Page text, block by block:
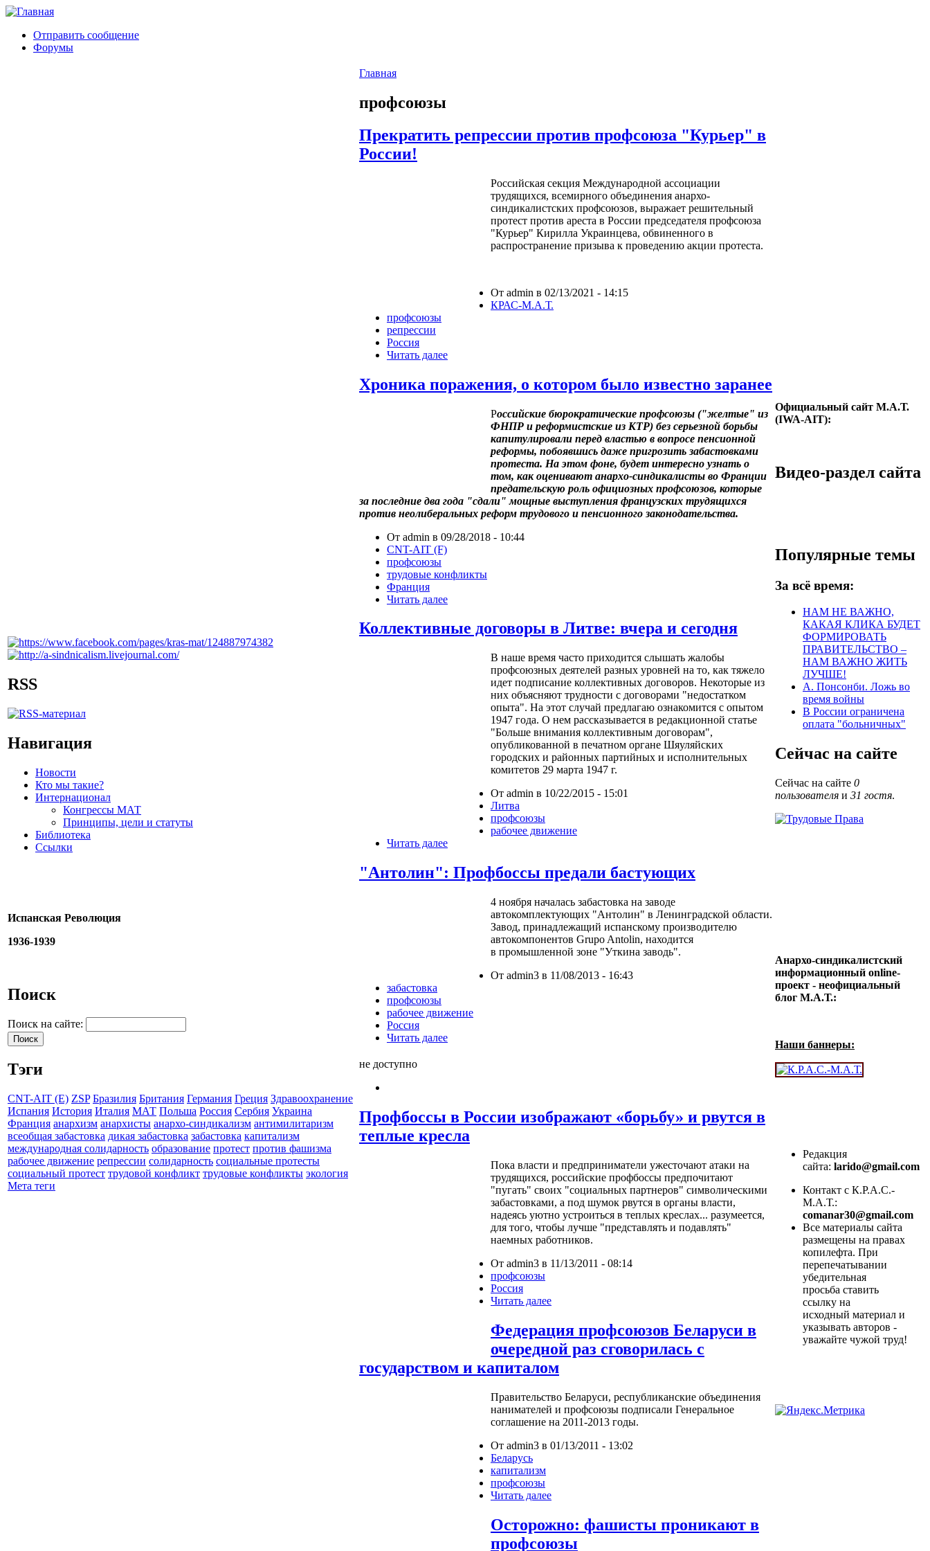
Отправить сообщение
Форумы
RSS
Навигация
Новости
Кто мы такие?
Интернационал
Конгрессы МАТ
Принципы, цели и статуты
Библиотека
Ссылки
Испанская Революция
1936-1939
Поиск
Поиск на сайте:
Тэги
CNT-AIT (E) ZSP Бразилия Британия Германия Греция Здравоохранение
Испания История Италия МАТ Польша Россия Сербия Украина
Франция анархизм анархисты анархо-синдикализм антимилитаризм
всеобщая забастовка дикая забастовка забастовка капитализм
международная солидарность образование протест против фашизма
рабочее движение репрессии солидарность социальные протесты
социальный протест трудовой конфликт трудовые конфликты экология
Мета теги
Главная
профсоюзы
Прекратить репрессии против профсоюза "Курьер" в
России!
Российская секция Международной ассоциации
трудящихся, всемирного объединения анархо-
синдикалистских профсоюзов, выражает решительный
протест против ареста в России председателя профсоюза
"Курьер" Кирилла Украинцева, обвиненного в
распространение призыва к проведению акции протеста.
От admin в 02/13/2021 - 14:15
КРАС-М.А.Т.
профсоюзы
репрессии
Россия
Читать далее
Хроника поражения, о котором было известно заранее
Российские бюрократические профсоюзы ("желтые" из
ФНПР и реформистские из КТР) без серьезной борьбы
капитулировали перед властью в вопросе пенсионной
реформы, побоявшись даже пригрозить забастовками
протеста. На этом фоне, будет интересно узнать о
том, как оценивают анархо-синдикалисты во Франции
предательскую роль официозных профсоюзов, которые
за последние два года "сдали" мощные выступления французских трудящихся
против неолиберальных реформ трудового и пенсионного законодательства.
От admin в 09/28/2018 - 10:44
CNT-AIT (F)
профсоюзы
трудовые конфликты
Франция
Читать далее
Коллективные договоры в Литве: вчера и сегодня
В наше время часто приходится слышать жалобы
профсоюзных деятелей разных уровней на то, как тяжело
идет подписание коллективных договоров. Некоторые из
них объясняют трудности с договорами "недостатком
опыта". На этот случай предлагаю ознакомится с опытом
1947 года. О нем рассказывается в редакционной статье
"Больше внимания коллективным договорам",
опубликованной в печатном органе Шяуляйских
городских и районных партийных и исполнительных
комитетов 29 марта 1947 г.
От admin в 10/22/2015 - 15:01
Литва
профсоюзы
рабочее движение
Читать далее
"Антолин": Профбоссы предали бастующих
4 ноября началась забастовка на заводе
автокомплектующих "Антолин" в Ленинградской области.
Завод, принадлежащий испанскому производителю
автокомпонентов Grupo Antolin, находится
в промышленной зоне "Уткина заводь".
От admin3 в 11/08/2013 - 16:43
забастовка
профсоюзы
рабочее движение
Россия
Читать далее
не доступно
Профбоссы в России изображают «борьбу» и рвутся в
теплые кресла
Пока власти и предприниматели ужесточают атаки на
трудящихся, российские профбоссы предпочитают
"пугать" своих "социальных партнеров" символическими
забастовками, а под шумок рвутся в органы власти,
надеясь уютно устроиться в теплых креслах... разумеется,
для того, чтобы лучше "представлять и подавлять"
наемных работников.
От admin3 в 11/13/2011 - 08:14
профсоюзы
Россия
Читать далее
Федерация профсоюзов Беларуси в
очередной раз сговорилась с
государством и капиталом
Правительство Беларуси, республиканские объединения
нанимателей и профсоюзы подписали Генеральное
соглашение на 2011-2013 годы.
От admin3 в 01/13/2011 - 13:02
Беларусь
капитализм
профсоюзы
Читать далее
Осторожно: фашисты проникают в
профсоюзы
Официальный сайт М.А.Т.
(IWA-AIT):
Видео-раздел сайта
Популярные темы
За всё время:
НАМ НЕ ВАЖНО,
КАКАЯ КЛИКА БУДЕТ
ФОРМИРОВАТЬ
ПРАВИТЕЛЬСТВО –
НАМ ВАЖНО ЖИТЬ
ЛУЧШЕ!
А. Понсонби. Ложь во
время войны
В России ограничена
оплата "больничных"
Сейчас на сайте
Сейчас на сайте 0
пользователя и 31 гостя.
Анархо-синдикалистский
информационный online-
проект - неофициальный
блог М.А.Т.:
Наши баннеры:
Редакция
сайта: larido@gmail.com
Контакт с К.Р.А.С.-
М.А.Т.:
comanar30@gmail.com
Все материалы сайта
размещены на правах
копилефта. При
перепечатывании
убедительная
просьба ставить
ссылку на
исходный материал и
указывать авторов -
уважайте чужой труд!